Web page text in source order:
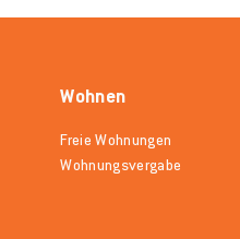
Wohnen
Freie Wohnungen
Wohnungsvergabe